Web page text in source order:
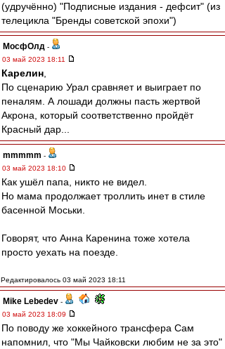
(удручённо) "Подписные издания - дефсит" (из
телецикла "Бренды советской эпохи")
МосфОлд -
03 май 2023 18:11
Карелин
По сценарию Урал сравняет и выиграет по
пеналям. А лошади должны пасть жертвой
Акрона, который соответственно пройдёт
Красный дар...
mmmmm -
03 май 2023 18:10
Как ушёл папа, никто не видел.
Но мама продолжает троллить инет в стиле
басенной Моськи.
Говорят, что Анна Каренина тоже хотела
просто уехать на поезде.
Редактировалось 03 май 2023 18:11
Mike Lebedev -
03 май 2023 18:09
По поводу же хоккейного трансфера Сам
напомнил, что "Мы Чайковски любим не за это"